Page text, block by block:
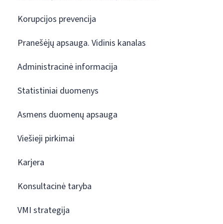
Korupcijos prevencija
Pranešėjų apsauga. Vidinis kanalas
Administracinė informacija
Statistiniai duomenys
Asmens duomenų apsauga
Viešieji pirkimai
Karjera
Konsultacinė taryba
VMI strategija